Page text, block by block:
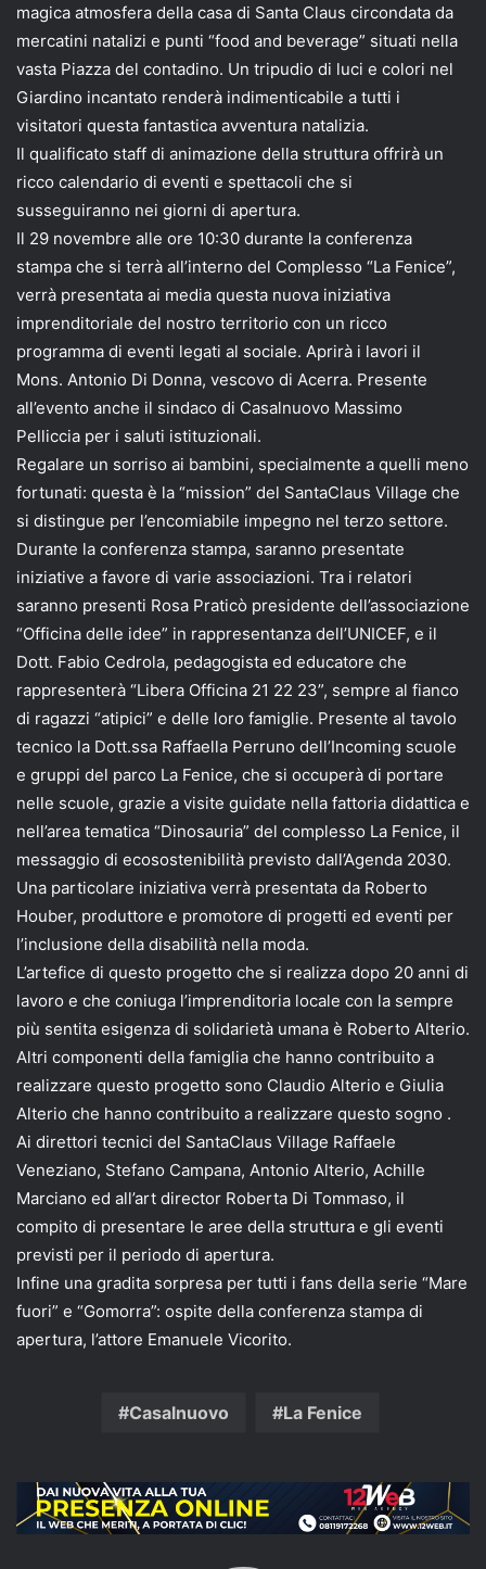
magica atmosfera della casa di Santa Claus circondata da
mercatini natalizi e punti “food and beverage” situati nella
vasta Piazza del contadino. Un tripudio di luci e colori nel
Giardino incantato renderà indimenticabile a tutti i
visitatori questa fantastica avventura natalizia.
Il qualificato staff di animazione della struttura offrirà un
ricco calendario di eventi e spettacoli che si
susseguiranno nei giorni di apertura.
Il 29 novembre alle ore 10:30 durante la conferenza
stampa che si terrà all’interno del Complesso “La Fenice”,
verrà presentata ai media questa nuova iniziativa
imprenditoriale del nostro territorio con un ricco
programma di eventi legati al sociale. Aprirà i lavori il
Mons. Antonio Di Donna, vescovo di Acerra. Presente
all’evento anche il sindaco di Casalnuovo Massimo
Pelliccia per i saluti istituzionali.
Regalare un sorriso ai bambini, specialmente a quelli meno
fortunati: questa è la “mission” del SantaClaus Village che
si distingue per l’encomiabile impegno nel terzo settore.
Durante la conferenza stampa, saranno presentate
iniziative a favore di varie associazioni. Tra i relatori
saranno presenti Rosa Praticò presidente dell’associazione
“Officina delle idee” in rappresentanza dell’UNICEF, e il
Dott. Fabio Cedrola, pedagogista ed educatore che
rappresenterà “Libera Officina 21 22 23”, sempre al fianco
di ragazzi “atipici” e delle loro famiglie. Presente al tavolo
tecnico la Dott.ssa Raffaella Perruno dell’Incoming scuole
e gruppi del parco La Fenice, che si occuperà di portare
nelle scuole, grazie a visite guidate nella fattoria didattica e
nell’area tematica “Dinosauria” del complesso La Fenice, il
messaggio di ecosostenibilità previsto dall’Agenda 2030.
Una particolare iniziativa verrà presentata da Roberto
Houber, produttore e promotore di progetti ed eventi per
l’inclusione della disabilità nella moda.
L’artefice di questo progetto che si realizza dopo 20 anni di
lavoro e che coniuga l’imprenditoria locale con la sempre
più sentita esigenza di solidarietà umana è Roberto Alterio.
Altri componenti della famiglia che hanno contribuito a
realizzare questo progetto sono Claudio Alterio e Giulia
Alterio che hanno contribuito a realizzare questo sogno .
Ai direttori tecnici del SantaClaus Village Raffaele
Veneziano, Stefano Campana, Antonio Alterio, Achille
Marciano ed all’art director Roberta Di Tommaso, il
compito di presentare le aree della struttura e gli eventi
previsti per il periodo di apertura.
Infine una gradita sorpresa per tutti i fans della serie “Mare
fuori” e “Gomorra”: ospite della conferenza stampa di
apertura, l’attore Emanuele Vicorito.
Casalnuovo La Fenice